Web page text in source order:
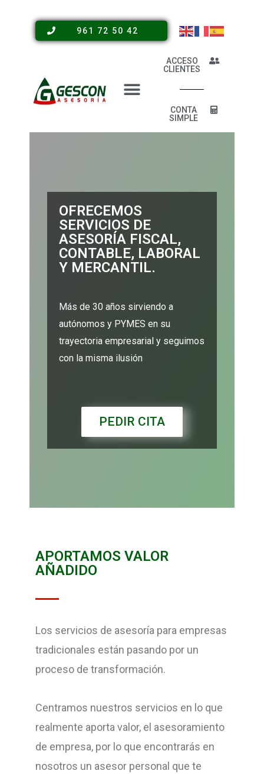
961 72 50 42
ACCESO
CLIENTES
CONTA
SIMPLE
OFRECEMOS
SERVICIOS DE
ASESORÍA FISCAL,
CONTABLE, LABORAL
Y MERCANTIL.
Más de 30 años sirviendo a
autónomos y PYMES en su
trayectoria empresarial y seguimos
con la misma ilusión
PEDIR CITA
APORTAMOS VALOR
AÑADIDO
Los servicios de asesoría para empresas
tradicionales están pasando por un
proceso de transformación.
Centramos nuestros servicios en lo que
realmente aporta valor, el asesoramiento
de empresa, por lo que encontrarás en
nosotros un asesor personal que te